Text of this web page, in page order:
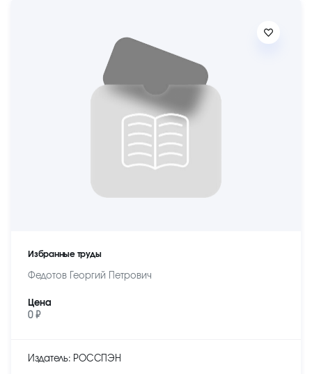
Избранные труды
Федотов Георгий Петрович
Цена
0 ₽
Издатель: РОССПЭН